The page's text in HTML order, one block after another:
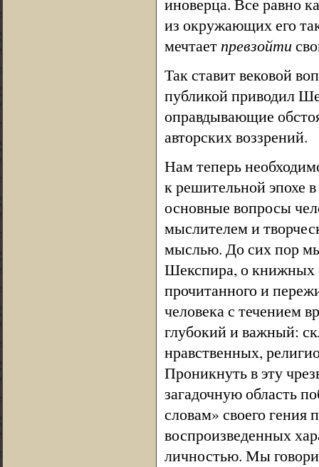
из окружающих его
мечтаетпревзойти
Так ставит вековой
публикой приводил
оправдывающие
авторских воззрений.
Нам теперь
к решительной эпохе
основные вопросы
мыслителем и
мыслью. До сих пор
Шекспира, о книжных
прочитанного и
человека с течением
глубокий и важный:
нравственных,
Проникнуть в эту
загадочную область
словам» своего гения
воспроизведенных
личностью. Мы